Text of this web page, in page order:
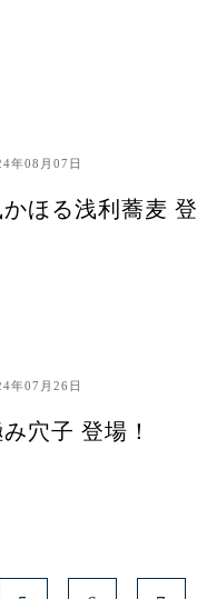
年08月07日
ほる浅利蕎麦 登
年07月26日
穴子 登場！